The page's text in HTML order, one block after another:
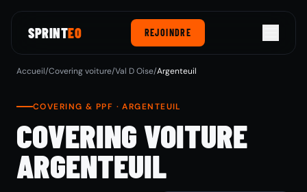
SPRINTEO REJOINDRE
Accueil/Covering voiture/Val D Oise/Argenteuil
COVERING & PPF · ARGENTEUIL
COVERING VOITURE
ARGENTEUIL